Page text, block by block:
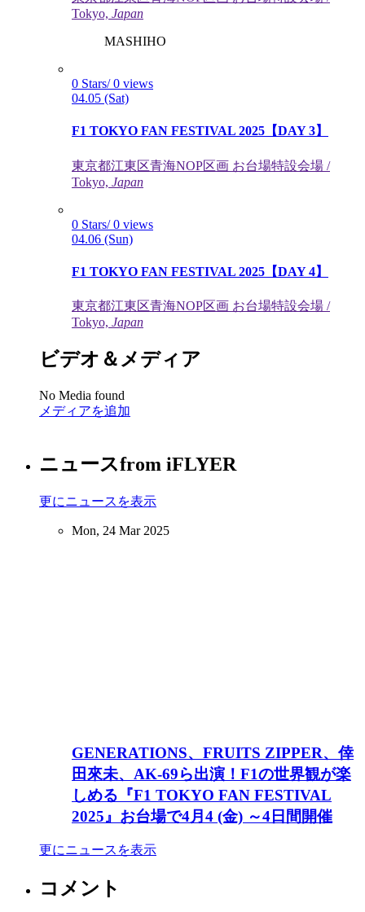
Tokyo, Japan
MASHIHO
0 Stars/ 0 views
04.05 (Sat)
F1 TOKYO FAN FESTIVAL 2025【DAY 3】
東京都江東区⻘海NOP区画 お台場特設会場 /
Tokyo, Japan
0 Stars/ 0 views
04.06 (Sun)
F1 TOKYO FAN FESTIVAL 2025【DAY 4】
東京都江東区⻘海NOP区画 お台場特設会場 /
Tokyo, Japan
ビデオ＆メディア
No Media found
メディアを追加
ニュースfrom iFLYER
更にニュースを表示
Mon, 24 Mar 2025
GENERATIONS、FRUITS ZIPPER、倖
田來未、AK-69ら出演！F1の世界観が楽
しめる『F1 TOKYO FAN FESTIVAL
2025』お台場で4⽉4 (⾦) ～4日間開催
更にニュースを表示
コメント